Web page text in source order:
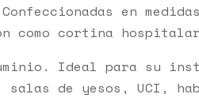
en
cortina
Ideal para su
de yesos, UCI,